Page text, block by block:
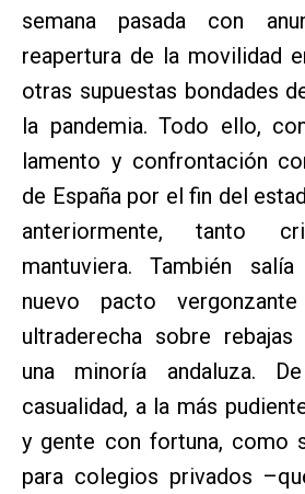
semana pasada con
reapertura de la movilidad
otras supuestas bondades
la pandemia. Todo ello,
lamento y confrontación
de España por el fin del
anteriormente, tanto
mantuviera. También
nuevo pacto
ultraderecha sobre
una minoría andaluza.
casualidad, a la más
y gente con fortuna, como
para colegios privados